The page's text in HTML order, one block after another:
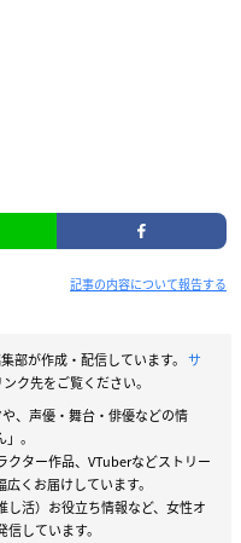
記事の内容について報告する
部が作成・配信しています。 サ
ク先をご覧ください。
、声優・舞台・俳優などの情
。
ター作品、VTuberなどストリー
くお届けしています。
活）お役立ち情報など、女性オ
しています。